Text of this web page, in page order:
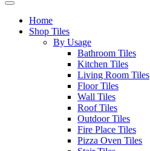
Home
Shop Tiles
By Usage
Bathroom Tiles
Kitchen Tiles
Living Room Tiles
Floor Tiles
Wall Tiles
Roof Tiles
Outdoor Tiles
Fire Place Tiles
Pizza Oven Tiles